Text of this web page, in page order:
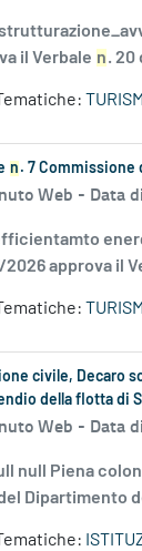
il Verbale n. 20
n . 7 Commissione
Web - Data
approva il
civile, Decaro
della flotta di
Web - Data
null Piena
Dipartimento